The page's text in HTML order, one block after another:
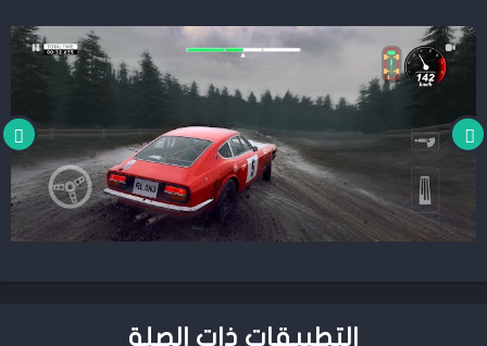
التطبيقات ذات الصلة